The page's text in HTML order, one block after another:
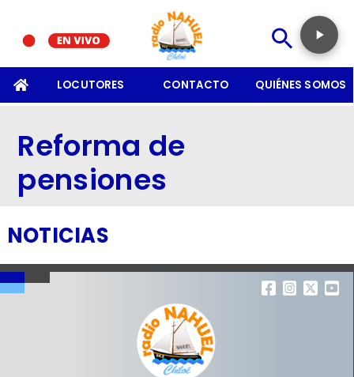
LOCUTORES CONTACTO QUIÉNES SOMOS
Reforma de
pensiones
NOTICIAS